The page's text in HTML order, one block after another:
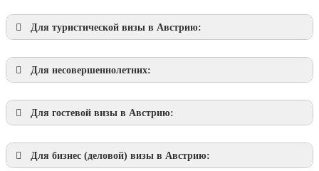
Для туристической визы в Австрию:
Для несовершеннолетних:
Для гостевой визы в Австрию:
Для бизнес (деловой) визы в Австрию: